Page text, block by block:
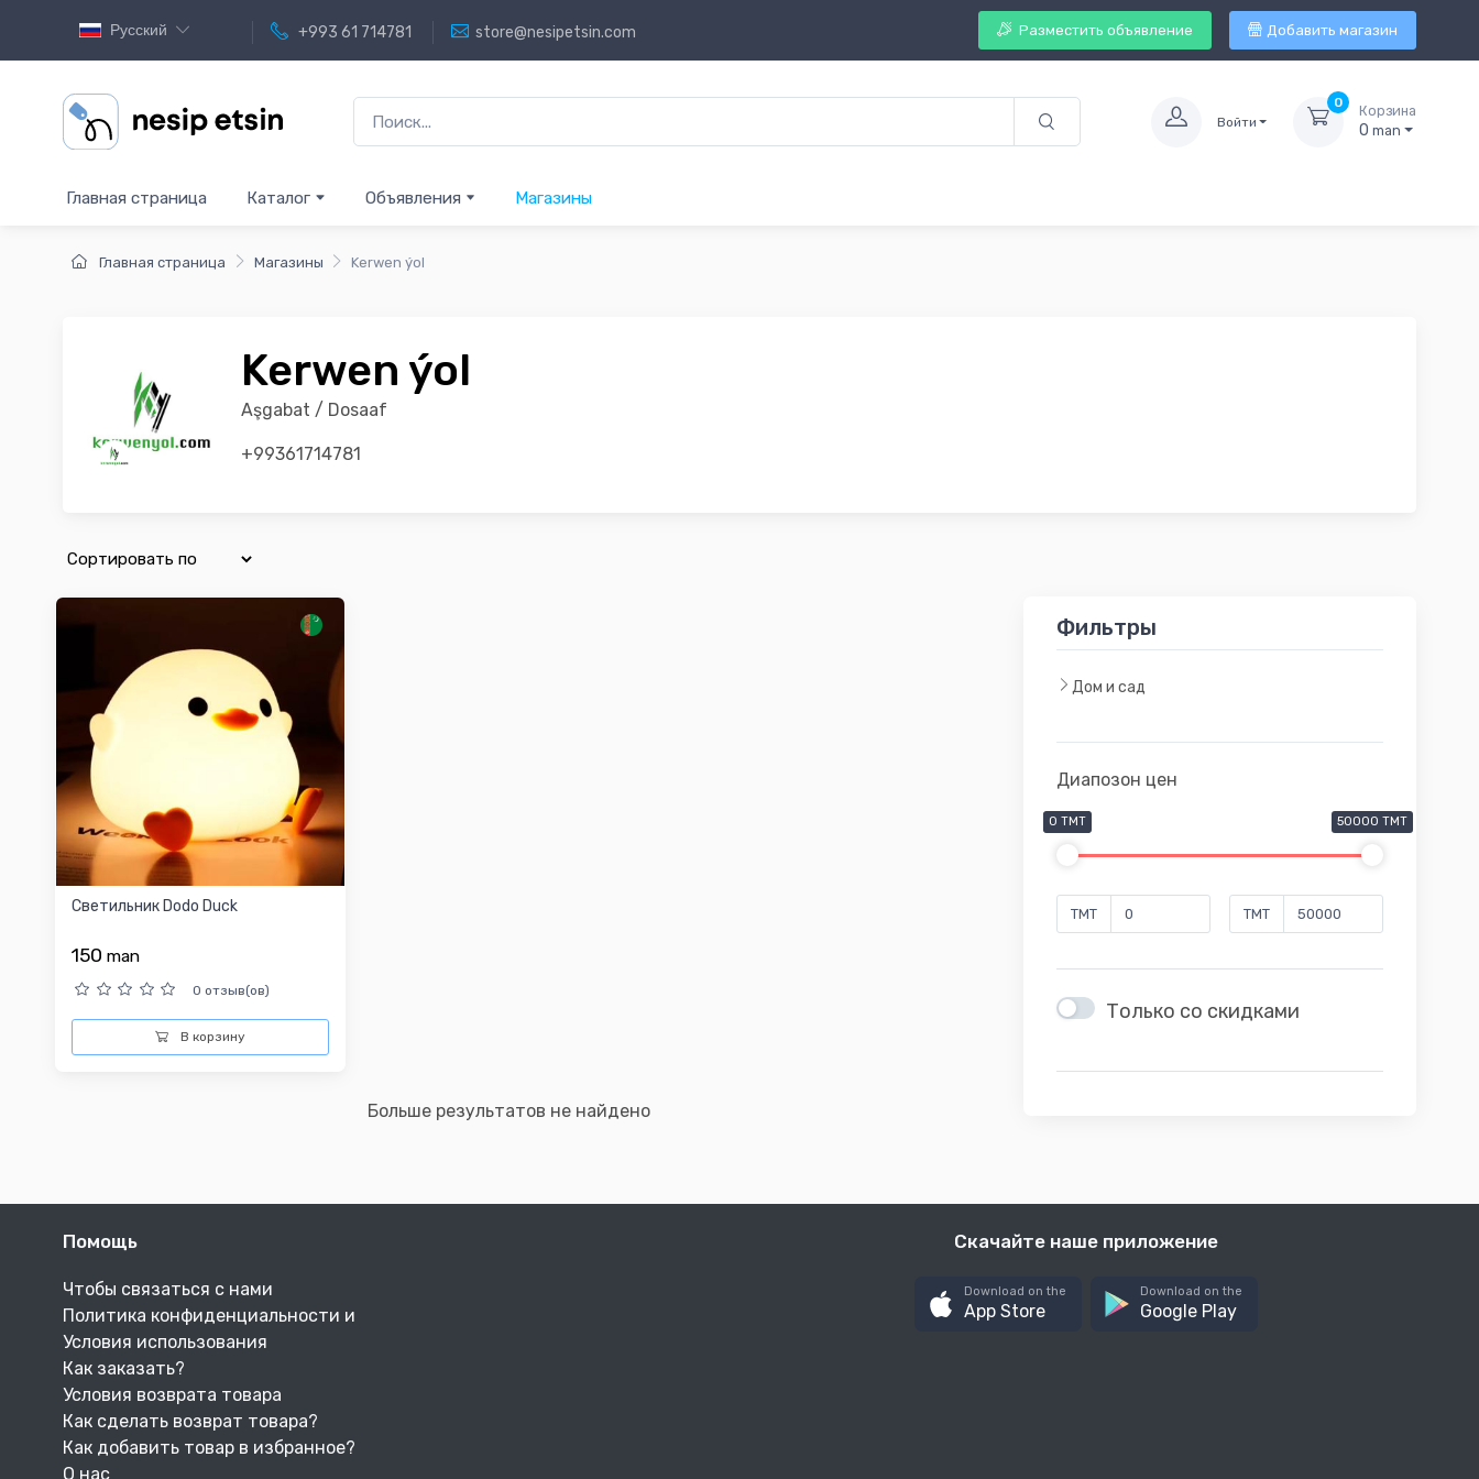
Русский +993 61 714781 store@nesipetsin.com Разместить объявление Добавить магазин
Войти
0
Корзина
0 man
Главная страница Каталог Объявления Магазины
Главная страница Магазины Kerwen ýol
Kerwen ýol
Aşgabat / Dosaaf
+99361714781
Светильник Dodo Duck
150 man
0 отзыв(ов)
В корзину
Больше результатов не найдено
Фильтры
Дом и сад
Диапозон цен
0 TMT 50000 TMT
TMT TMT
Только со скидками
Помощь
Чтобы связаться с нами
Политика конфиденциальности и
Условия использования
Как заказать?
Условия возврата товара
Как сделать возврат товара?
Как добавить товар в избранное?
О нас
Скачайте наше приложение
Download on the
App Store
Download on the
Google Play